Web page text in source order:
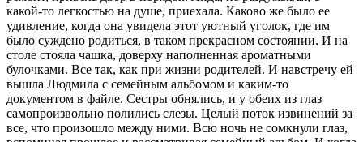
какой-то легкостью на душе, приехала. Каково же было ее
удивление, когда она увидела этот уютный уголок, где им
было суждено родиться, в таком прекрасном состоянии. И на
столе стояла чашка, доверху наполненная ароматными
булочками. Все так, как при жизни родителей. И навстречу ей
вышла Людмила с семейным альбомом и каким-то
документом в файле. Сестры обнялись, и у обеих из глаз
самопроизвольно полились слезы. Целый поток извинений за
все, что произошло между ними. Всю ночь не сомкнули глаз,